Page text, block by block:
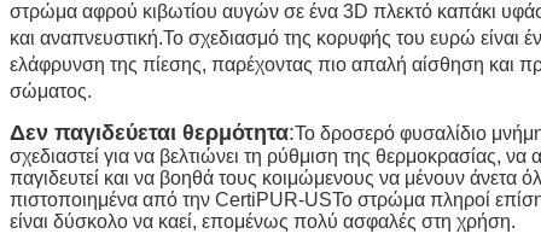
στρώμα αφρού κιβωτίου αυγών σε ένα 3D πλεκτό καπάκι
και αναπνευστική.Το σχεδιασμό της κορυφής του ευρώ είναι
ελάφρυνση της πίεσης, παρέχοντας πιο απαλή αίσθηση και
σώματος.
Δεν παγιδεύεται θερμότητα:Το δροσερό φυσαλίδιο
σχεδιαστεί για να βελτιώνει τη ρύθμιση της θερμοκρασίας,
παγιδευτεί και να βοηθά τους κοιμώμενους να μένουν άνετα
πιστοποιημένα από την CertiPUR-USΤο στρώμα πληροί
είναι δύσκολο να καεί, επομένως πολύ ασφαλές στη χρήση.